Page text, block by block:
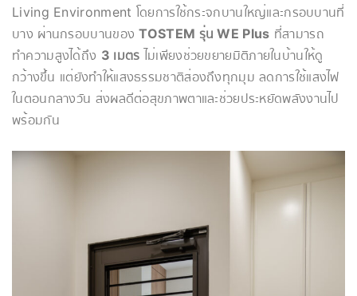
Living Environment โดยการใช้กระจกบานใหญ่และกรอบบานที่
บาง ผ่านกรอบบานของTOSTEM รุ่น WE Plus ที่สามารถ
ทำความสูงได้ถึง 3 เมตร ไม่เพียงช่วยขยายมิติภายในบ้านให้ดู
กว้างขึ้น แต่ยังทำให้แสงธรรมชาติส่องถึงทุกมุม ลดการใช้แสงไฟ
ในตอนกลางวัน ส่งผลดีต่อสุขภาพตาและช่วยประหยัดพลังงานไป
พร้อมกัน